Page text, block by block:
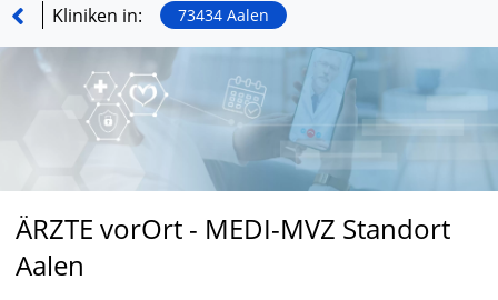
Finden
Kliniken in: 73434 Aalen
ÄRZTE vorOrt - MEDI-MVZ Standort
Aalen